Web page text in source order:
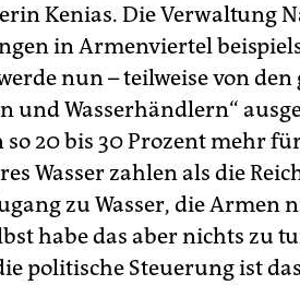
Kenias. Die Verwaltung
in Armenviertel
nun – teilweise von
und Wasserhändlern“
so 20 bis 30 Prozent mehr
Wasser zahlen als die
zu Wasser, die Armen
habe das aber nichts zu
politische Steuerung ist